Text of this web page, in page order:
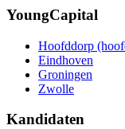
YoungCapital
Hoofddorp
Eindhoven
Groningen
Zwolle
Kandidaten